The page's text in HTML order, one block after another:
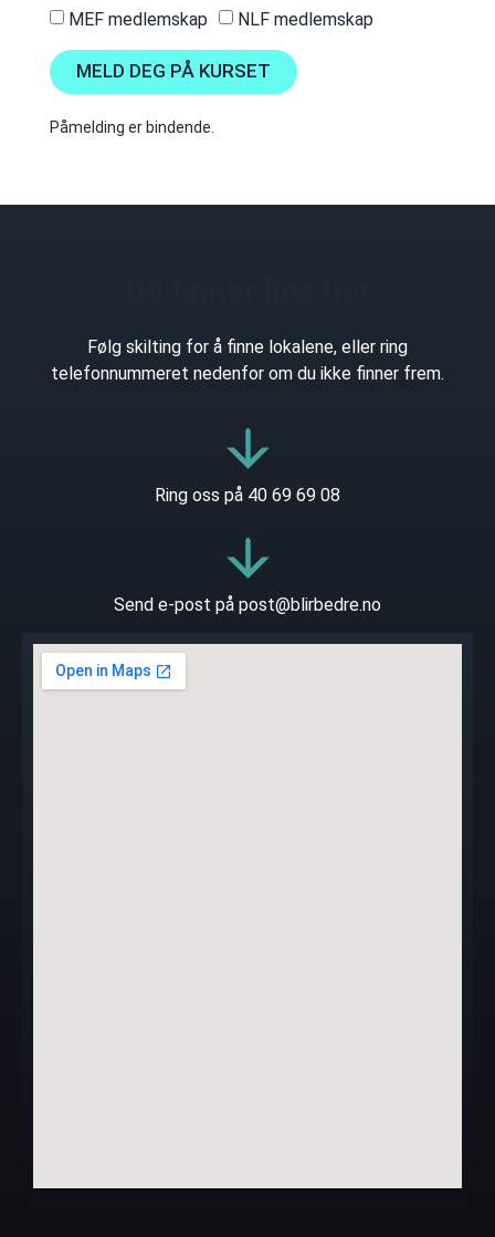
MEF medlemskap NLF medlemskap
MELD DEG PÅ KURSET
Påmelding er bindende.
Følg skilting for å finne lokalene, eller ring
telefonnummeret nedenfor om du ikke finner frem.
Ring oss på 40 69 69 08
Send e-post på post@blirbedre.no